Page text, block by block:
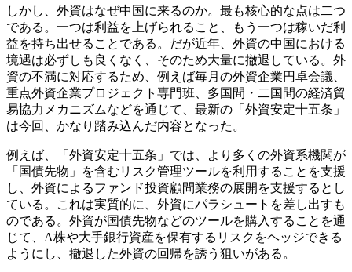
しかし、外資はなぜ中国に来るのか。最も核心的な点は二つ
である。一つは利益を上げられること、もう一つは稼いだ利
益を持ち出せることである。だが近年、外資の中国における
境遇は必ずしも良くなく、そのため大量に撤退している。外
資の不満に対応するため、例えば毎月の外資企業円卓会議、
重点外資企業プロジェクト専門班、多国間・二国間の経済貿
易協力メカニズムなどを通じて、最新の「外資安定十五条」
は今回、かなり踏み込んだ内容となった。
例えば、「外資安定十五条」では、より多くの外資系機関が
「国債先物」を含むリスク管理ツールを利用することを支援
し、外資によるファンド投資顧問業務の展開を支援するとし
ている。これは実質的に、外資にパラシュートを差し出すも
のである。外資が国債先物などのツールを購入することを通
じて、A株や大手銀行資産を保有するリスクをヘッジできる
ようにし、撤退した外資の回帰を誘う狙いがある。